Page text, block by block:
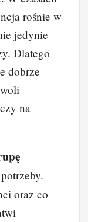
Li
n
k
rośnie w
jedynie
Dlatego
dobrze
na
oraz co